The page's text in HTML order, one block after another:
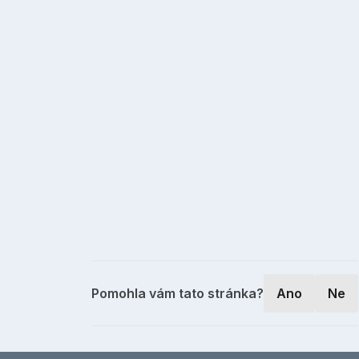
Pomohla vám tato stránka? Ano Ne